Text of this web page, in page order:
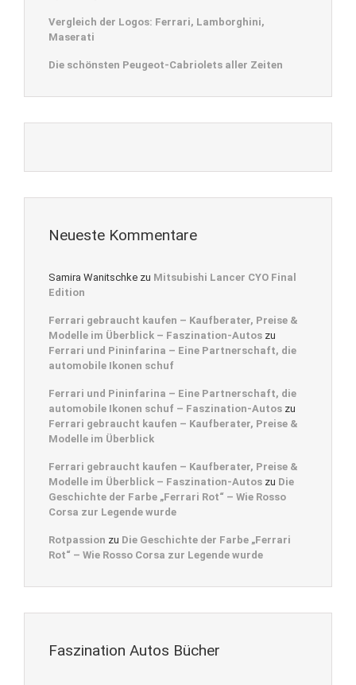
Vergleich der Logos: Ferrari, Lamborghini,
Maserati
Die schönsten Peugeot-Cabriolets aller Zeiten
Neueste Kommentare
Samira Wanitschke zu Mitsubishi Lancer CYO Final
Edition
Ferrari gebraucht kaufen – Kaufberater, Preise &
Modelle im Überblick – Faszination-Autos zu
Ferrari und Pininfarina – Eine Partnerschaft, die
automobile Ikonen schuf
Ferrari und Pininfarina – Eine Partnerschaft, die
automobile Ikonen schuf – Faszination-Autos zu
Ferrari gebraucht kaufen – Kaufberater, Preise &
Modelle im Überblick
Ferrari gebraucht kaufen – Kaufberater, Preise &
Modelle im Überblick – Faszination-Autos zu Die
Geschichte der Farbe „Ferrari Rot“ – Wie Rosso
Corsa zur Legende wurde
Rotpassion zu Die Geschichte der Farbe „Ferrari
Rot“ – Wie Rosso Corsa zur Legende wurde
Faszination Autos Bücher